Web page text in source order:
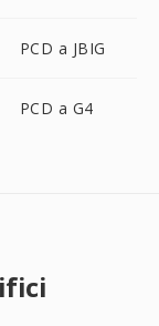
PCD a JBIG
PCD a G4